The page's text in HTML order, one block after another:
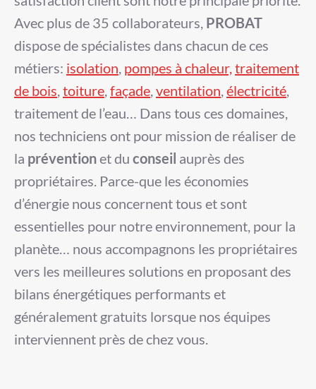
Avec plus de 35 collaborateurs, PROBAT
dispose de spécialistes dans chacun de ces
métiers: isolation, pompes à chaleur,traitement
de bois, toiture, façade, ventilation, électricité,
traitement de l’eau… Dans tous ces domaines,
nos techniciens ont pour mission de réaliser de
la préventionet du conseil auprès des
propriétaires. Parce-que les économies
d’énergie nous concernent tous et sont
essentielles pour notre environnement, pour la
planète… nous accompagnons les propriétaires
vers les meilleures solutions en proposant des
bilans énergétiques performants et
généralement gratuits lorsque nos équipes
interviennent près de chez vous.